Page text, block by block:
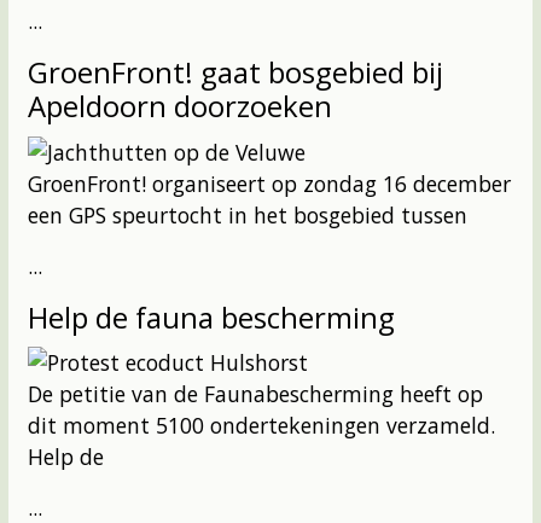
...
GroenFront! gaat bosgebied bij
Apeldoorn doorzoeken
GroenFront! organiseert op zondag 16 december
een GPS speurtocht in het bosgebied tussen
...
Help de fauna bescherming
De petitie van de Faunabescherming heeft op
dit moment 5100 ondertekeningen verzameld.
Help de
...